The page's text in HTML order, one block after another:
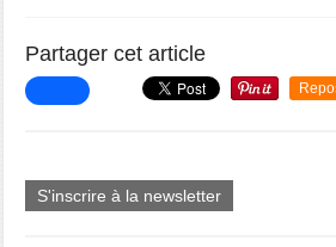
Partager cet article
S'inscrire à la newsletter